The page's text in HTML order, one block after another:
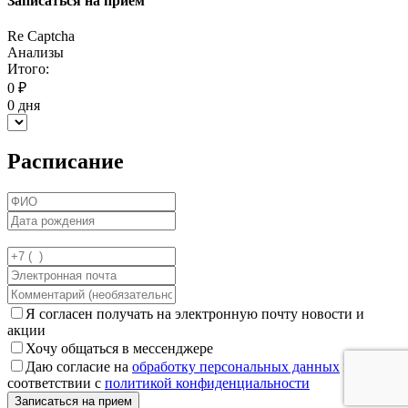
Re Captcha
Анализы
Итого:
0 ₽
0 дня
Расписание
Я согласен получать на электронную почту новости и
акции
Хочу общаться в мессенджере
Даю согласие на обработку персональных данных в
соответствии с политикой конфиденциальности
Записаться на прием